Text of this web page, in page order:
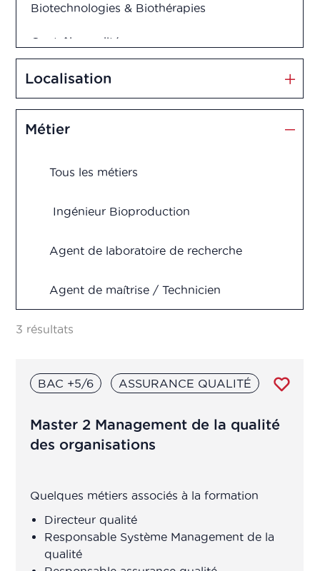
Biotechnologies & Biothérapies
Contrôle qualité
Cosmétiques
Dispositifs médicaux
Market Access
Marketing & Vente
Vigilance
Localisation
Métier
Tous les métiers
Ingénieur Bioproduction
Agent de laboratoire de recherche
Agent de maîtrise / Technicien
Supérieur fabrication, production,
contrôle qualité, R&D
production
Assistant de
production/transposition
3 résultats
BAC +5/6 ASSURANCE QUALITÉ
Master 2 Management de la qualité
des organisations
Quelques métiers associés à la formation
Directeur qualité
Responsable Système Management de la
qualité